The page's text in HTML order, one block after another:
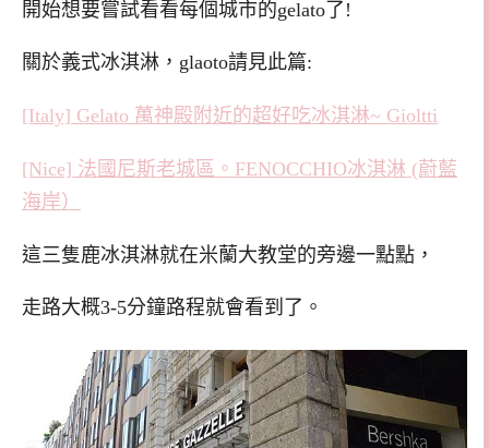
開始想要嘗試看看每個城市的gelato了!
關於義式冰淇淋，glaoto請見此篇:
[Italy] Gelato 萬神殿附近的超好吃冰淇淋~ Gioltti
[Nice] 法國尼斯老城區。FENOCCHIO冰淇淋 (蔚藍
海岸）
這三隻鹿冰淇淋就在米蘭大教堂的旁邊一點點，
走路大概3-5分鐘路程就會看到了。